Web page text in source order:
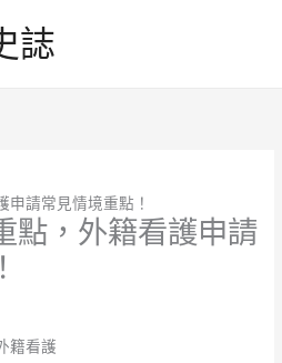
誌
申請常見情境重點！
點，外籍看護申請
籍看護